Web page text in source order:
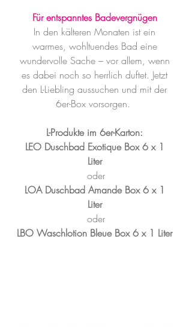
Für entspanntes Badevergnügen
In den kälteren Monaten ist ein
warmes, wohltuendes Bad eine
wundervolle Sache – vor allem, wenn
es dabei noch so herrlich duftet. Jetzt
den L-Liebling aussuchen und mit der
6er-Box vorsorgen.
L-Produkte im 6er-Karton:
LEO Duschbad Exotique Box 6 x 1
Liter
oder
LOA Duschbad Amande Box 6 x 1
Liter
oder
LBO Waschlotion Bleue Box 6 x 1 Liter